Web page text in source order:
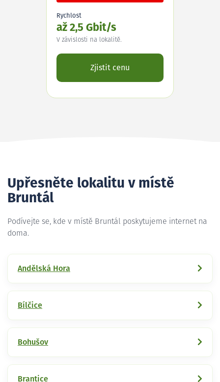
Rychlost
až 2,5 Gbit/s
V závislosti na lokalitě.
Zjistit cenu
Upřesněte lokalitu v místě
Bruntál
Podívejte se, kde v místě Bruntál poskytujeme internet na
doma.
Andělská Hora
Bílčice
Bohušov
Brantice